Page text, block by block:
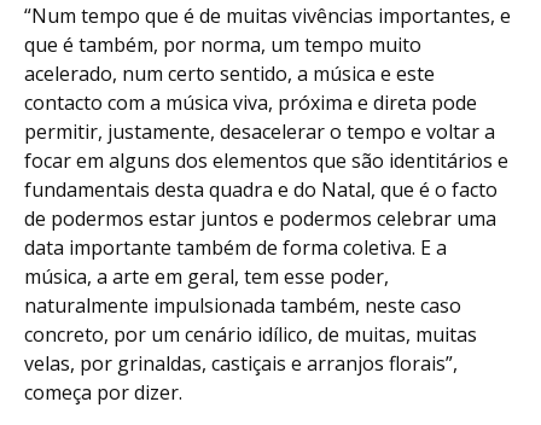
“Num tempo que é de muitas vivências importantes, e
que é também, por norma, um tempo muito
acelerado, num certo sentido, a música e este
contacto com a música viva, próxima e direta pode
permitir, justamente, desacelerar o tempo e voltar a
focar em alguns dos elementos que são identitários e
fundamentais desta quadra e do Natal, que é o facto
de podermos estar juntos e podermos celebrar uma
data importante também de forma coletiva. E a
música, a arte em geral, tem esse poder,
naturalmente impulsionada também, neste caso
concreto, por um cenário idílico, de muitas, muitas
velas, por grinaldas, castiçais e arranjos florais”,
começa por dizer.